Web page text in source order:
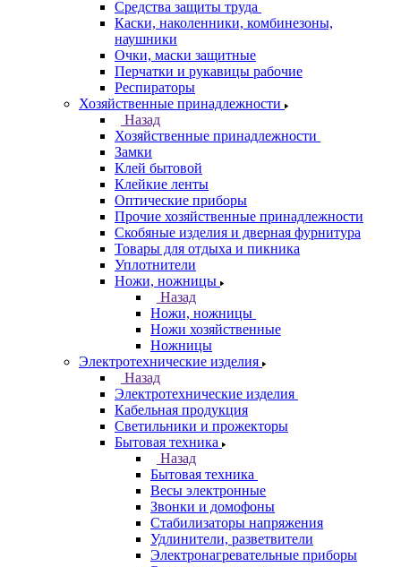
Средства защиты труда
Каски, наколенники, комбинезоны,
наушники
Очки, маски защитные
Перчатки и рукавицы рабочие
Респираторы
Хозяйственные принадлежности
Назад
Хозяйственные принадлежности
Замки
Клей бытовой
Клейкие ленты
Оптические приборы
Прочие хозяйственные принадлежности
Скобяные изделия и дверная фурнитура
Товары для отдыха и пикника
Уплотнители
Ножи, ножницы
Назад
Ножи, ножницы
Ножи хозяйственные
Ножницы
Электротехнические изделия
Назад
Электротехнические изделия
Кабельная продукция
Светильники и прожекторы
Бытовая техника
Назад
Бытовая техника
Весы электронные
Звонки и домофоны
Стабилизаторы напряжения
Удлинители, разветвители
Электронагревательные приборы